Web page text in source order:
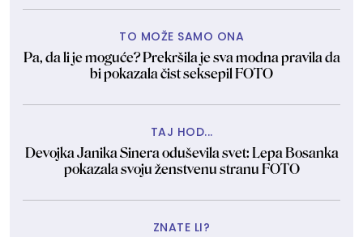
TO MOŽE SAMO ONA
Pa, da li je moguće? Prekršila je sva modna pravila da
bi pokazala čist seksepil FOTO
TAJ HOD...
Devojka Janika Sinera oduševila svet: Lepa Bosanka
pokazala svoju ženstvenu stranu FOTO
ZNATE LI?